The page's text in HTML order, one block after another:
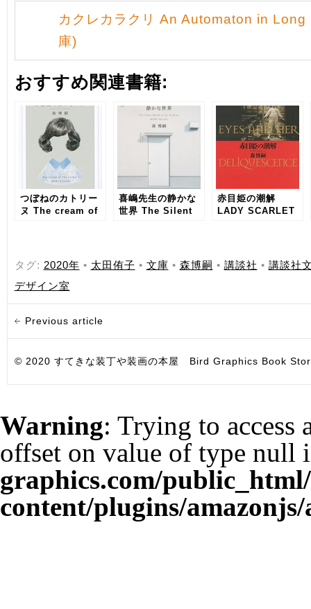
カクレカラクリ An Automaton in Long
庫)
おすすめ関連書籍:
つぼねのカトリー
ヌ The cream of
喜嶋先生の静かな
世界 The Silent
赤目姫の潮解
LADY SCARLET
タグ: 2020年 • 太田侑子 • 文庫 • 森博嗣 • 講談社 • 講談社
デザイン室
Previous article
© 2020 すてきな装丁や装画の本屋 Bird Graphics Book
Warning: Trying to access
offset on value of type null
graphics.com/
content/plugins/